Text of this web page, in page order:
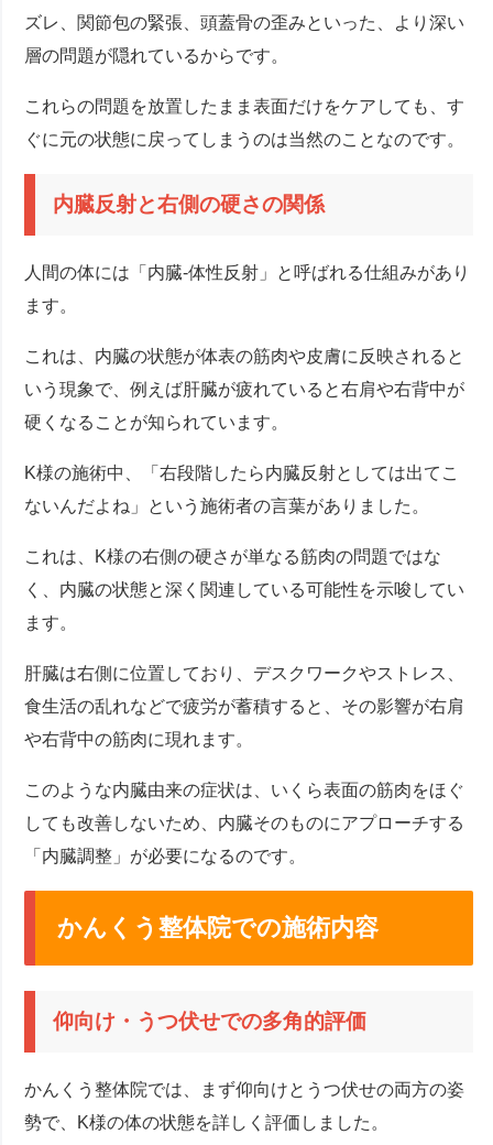
ズレ、関節包の緊張、頭蓋骨の歪みといった、より深い
層の問題が隠れているからです。
これらの問題を放置したまま表面だけをケアしても、す
ぐに元の状態に戻ってしまうのは当然のことなのです。
内臓反射と右側の硬さの関係
人間の体には「内臓-体性反射」と呼ばれる仕組みがあり
ます。
これは、内臓の状態が体表の筋肉や皮膚に反映されると
いう現象で、例えば肝臓が疲れていると右肩や右背中が
硬くなることが知られています。
K様の施術中、「右段階したら内臓反射としては出てこ
ないんだよね」という施術者の言葉がありました。
これは、K様の右側の硬さが単なる筋肉の問題ではな
く、内臓の状態と深く関連している可能性を示唆してい
ます。
肝臓は右側に位置しており、デスクワークやストレス、
食生活の乱れなどで疲労が蓄積すると、その影響が右肩
や右背中の筋肉に現れます。
このような内臓由来の症状は、いくら表面の筋肉をほぐ
しても改善しないため、内臓そのものにアプローチする
「内臓調整」が必要になるのです。
かんくう整体院での施術内容
仰向け・うつ伏せでの多角的評価
かんくう整体院では、まず仰向けとうつ伏せの両方の姿
勢で、K様の体の状態を詳しく評価しました。